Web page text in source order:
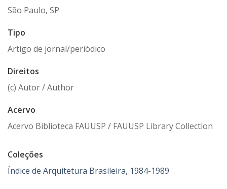
São Paulo, SP
Tipo
Artigo de jornal/periódico
Direitos
(c) Autor / Author
Acervo
Acervo Biblioteca FAUUSP / FAUUSP Library Collection
Coleções
Índice de Arquitetura Brasileira, 1984-1989